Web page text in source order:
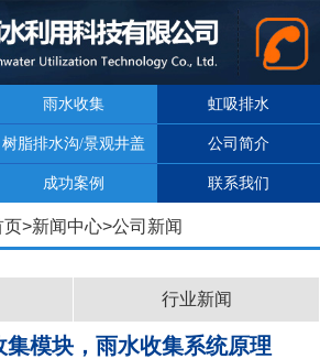
雨水收集 虹吸排水
树脂排水沟/景观井盖 公司简介
成功案例 联系我们
页>新闻中心>公司新闻
行业新闻
集模块，雨水收集系统原理